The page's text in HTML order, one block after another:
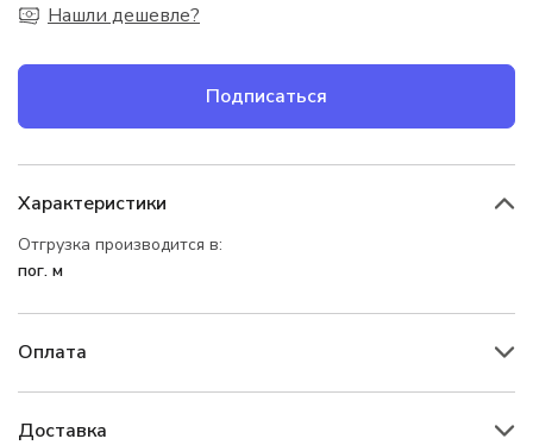
Нашли дешевле?
Подписаться
Характеристики
Отгрузка производится в:
пог. м
Оплата
Доставка